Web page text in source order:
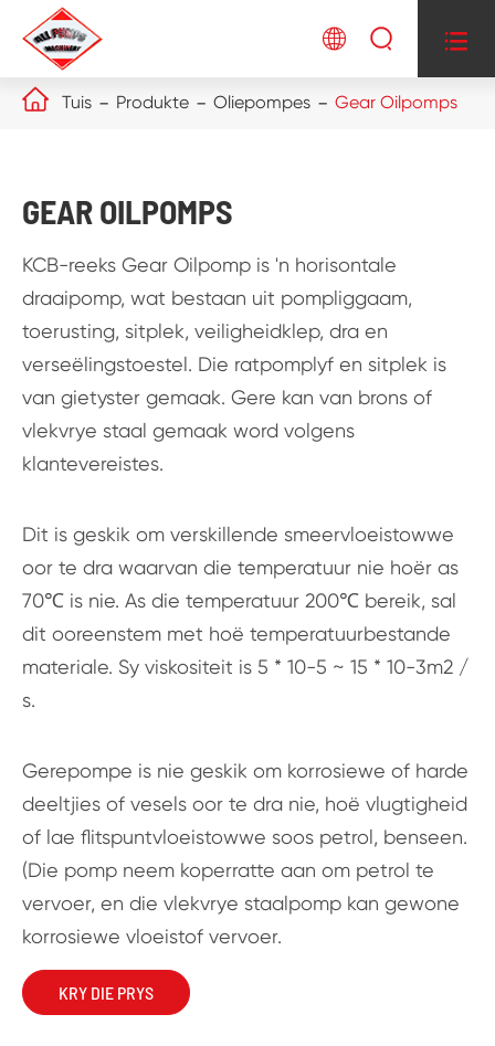
  
 Tuis Produkte Oliepompes Gear Oilpomps
GEAR OILPOMPS
KCB-reeks Gear Oilpomp is 'n horisontale
draaipomp, wat bestaan uit pompliggaam,
toerusting, sitplek, veiligheidklep, dra en
verseëlingstoestel. Die ratpomplyf en sitplek is
van gietyster gemaak. Gere kan van brons of
vlekvrye staal gemaak word volgens
klantevereistes.
Dit is geskik om verskillende smeervloeistowwe
oor te dra waarvan die temperatuur nie hoër as
70℃ is nie. As die temperatuur 200℃ bereik, sal
dit ooreenstem met hoë temperatuurbestande
materiale. Sy viskositeit is 5 * 10-5 ~ 15 * 10-3m2 /
s.
Gerepompe is nie geskik om korrosiewe of harde
deeltjies of vesels oor te dra nie, hoë vlugtigheid
of lae flitspuntvloeistowwe soos petrol, benseen.
(Die pomp neem koperratte aan om petrol te
vervoer, en die vlekvrye staalpomp kan gewone
korrosiewe vloeistof vervoer.
KRY DIE PRYS